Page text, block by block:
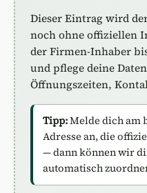
Dieser Eintrag wird
noch ohne offiziellen
der Firmen-Inhaber
und pflege deine
Öffnungszeiten,
Tipp:Melde dich am
Adresse an, die
— dann können wir
automatisch